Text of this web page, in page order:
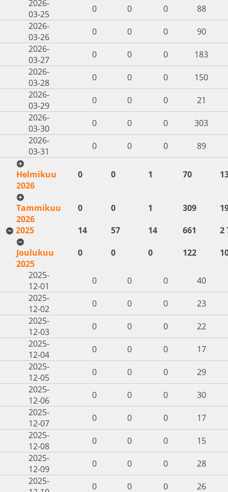
2026-
03-25
0 0 0
88
2026-
03-26
0 0 0
90
2026-
03-27
0 0 0
183
2026-
03-28
0 0 0
150
2026-
03-29
0 0 0
21
2026-
03-30
0 0 0
303
2026-
03-31
0 0 0 89
Helmikuu
2026
0 0 1 70
Tammikuu
2026
0 0 1 309
2025
14 57 14 661
2
Joulukuu
2025
0 0 0 122
2025-
12-01
0 0 0
40
2025-
12-02
0 0 0
23
2025-
12-03
0 0 0
22
2025-
12-04
0 0 0
17
2025-
12-05
0 0 0
29
2025-
12-06
0 0 0
30
2025-
12-07
0 0 0
17
2025-
12-08
0 0 0
15
2025-
12-09
0 0 0
28
2025-
0 0 0
26